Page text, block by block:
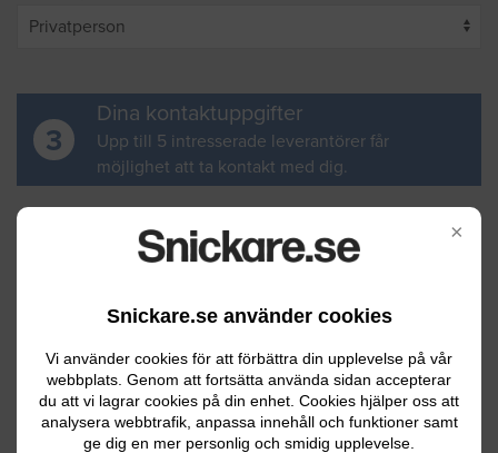
×
Snickare.se använder cookies
Vi använder cookies för att förbättra din upplevelse på vår
webbplats. Genom att fortsätta använda sidan accepterar
du att vi lagrar cookies på din enhet. Cookies hjälper oss att
analysera webbtrafik, anpassa innehåll och funktioner samt
ge dig en mer personlig och smidig upplevelse.
3
Dina kontaktuppgifter
Upp till 5 intresserade leverantörer får
möjlighet att ta kontakt med dig.
Ditt för- och efternamn
Din e-postadress
Ditt telefonnummer